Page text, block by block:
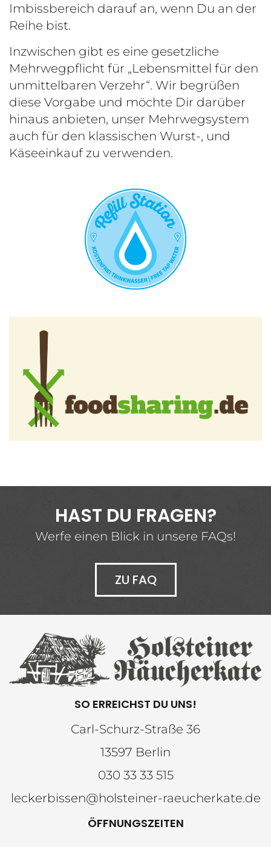
Imbissbereich darauf an, wenn Du an der
Reihe bist.
Inzwischen gibt es eine gesetzliche
Mehrwegpflicht für „Lebensmittel für den
unmittelbaren Verzehr“. Wir begrüßen
diese Vorgabe und möchte Dir darüber
hinaus anbieten, unser Mehrwegsystem
auch für den klassischen Wurst-, und
Käseeinkauf zu verwenden.
HAST DU FRAGEN?
Werfe einen Blick in unsere FAQs!
ZU FAQ
SO ERREICHST DU UNS!
Carl-Schurz-Straße 36
13597 Berlin
030 33 33 515
leckerbissen@holsteiner-raeucherkate.de
ÖFFNUNGSZEITEN